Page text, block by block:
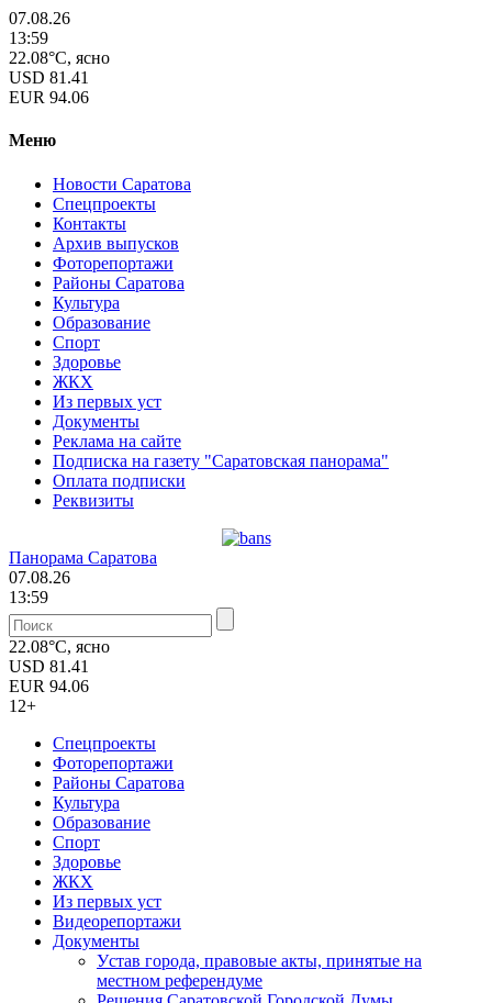
07.08.26
13:59
22.08°C, ясно
USD 81.41
EUR 94.06
Меню
Новости Саратова
Спецпроекты
Контакты
Архив выпусков
Фоторепортажи
Районы Саратова
Культура
Образование
Спорт
Здоровье
ЖКХ
Из пеpвых уст
Документы
Реклама на сайте
Подписка на газету "Саратовская панорама"
Оплата подписки
Реквизиты
Панорама Саратова
07.08.26
13:59
22.08°C, ясно
USD 81.41
EUR 94.06
12+
Спецпроекты
Фоторепортажи
Районы Саратова
Культура
Образование
Спорт
Здоровье
ЖКХ
Из пеpвых уст
Видеорепортажи
Документы
Уcтав города, правовые акты, принятые на
местном референдуме